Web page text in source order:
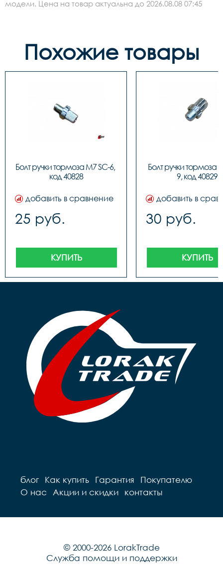
модели. Цена на товар актуальна до 2026.08.08 07:45
Похожие товары
Болт ручки тормоза M7 SC-6,
код 40828
добавить в сравнение
25 руб.
КУПИТЬ
Болт ручки тормоза
9, код 40829
добавить в
30 руб.
КУПИТЬ
блог Как купить Гарантия
Покупателю
О нас
Акции и скидки контакты
© 2000-2026 LorakTrade
Служба помощи и поддержки